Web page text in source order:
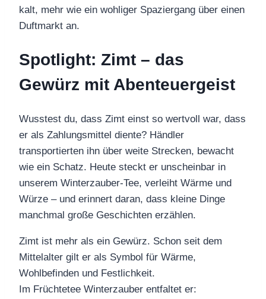
kalt, mehr wie ein wohliger Spaziergang über einen
Duftmarkt an.
Spotlight: Zimt – das
Gewürz mit Abenteuergeist
Wusstest du, dass Zimt einst so wertvoll war, dass
er als Zahlungsmittel diente? Händler
transportierten ihn über weite Strecken, bewacht
wie ein Schatz. Heute steckt er unscheinbar in
unserem Winterzauber-Tee, verleiht Wärme und
Würze – und erinnert daran, dass kleine Dinge
manchmal große Geschichten erzählen.
Zimt ist mehr als ein Gewürz. Schon seit dem
Mittelalter gilt er als Symbol für Wärme,
Wohlbefinden und Festlichkeit.
Im Früchtetee Winterzauber entfaltet er: